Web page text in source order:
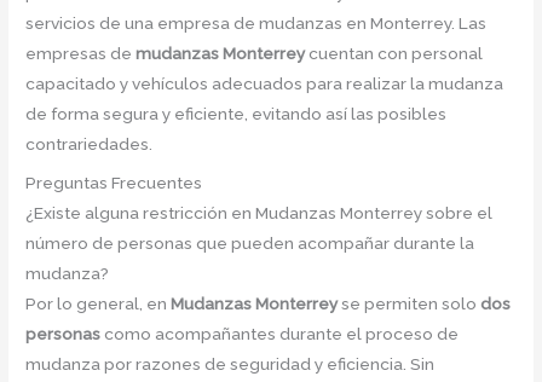
servicios de una empresa de mudanzas en Monterrey. Las
empresas demudanzas Monterreycuentan con personal
capacitado y vehículos adecuados para realizar la mudanza
de forma segura y eficiente, evitando así las posibles
contrariedades.
Preguntas Frecuentes
¿Existe alguna restricción en Mudanzas Monterrey sobre el
número de personas que pueden acompañar durante la
mudanza?
Por lo general, enMudanzas Monterreyse permiten solo dos
personas como acompañantes durante el proceso de
mudanza por razones de seguridad y eficiencia. Sin